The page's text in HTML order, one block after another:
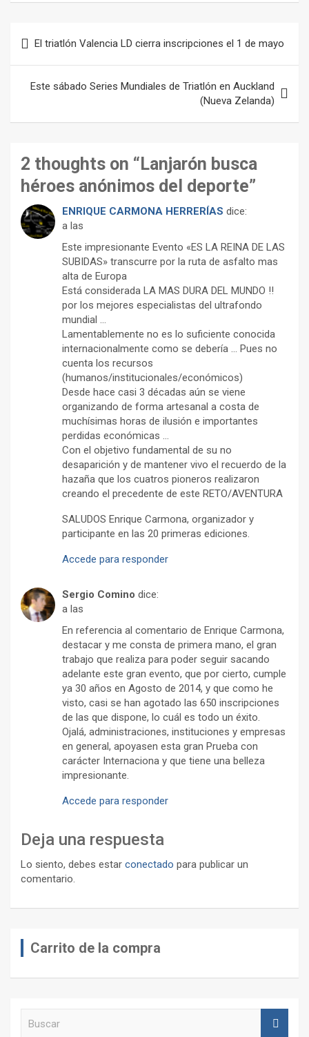
de
entradas
El triatlón Valencia LD cierra inscripciones el 1 de mayo
Este sábado Series Mundiales de Triatlón en Auckland
(Nueva Zelanda)
2 thoughts on “ Lanjarón busca
héroes anónimos del deporte”
ENRIQUE CARMONA HERRERÍAS dice:
a las
Este impresionante Evento «ES LA REINA DE LAS
SUBIDAS» transcurre por la ruta de asfalto mas
alta de Europa
Está considerada LA MAS DURA DEL MUNDO !!
por los mejores especialistas del ultrafondo
mundial …
Lamentablemente no es lo suficiente conocida
internacionalmente como se debería … Pues no
cuenta los recursos
(humanos/institucionales/económicos)
Desde hace casi 3 décadas aún se viene
organizando de forma artesanal a costa de
muchísimas horas de ilusión e importantes
perdidas económicas …
Con el objetivo fundamental de su no
desaparición y de mantener vivo el recuerdo de la
hazaña que los cuatros pioneros realizaron
creando el precedente de este RETO/AVENTURA
SALUDOS Enrique Carmona, organizador y
participante en las 20 primeras ediciones.
Accede para responder
Sergio Comino dice:
a las
En referencia al comentario de Enrique Carmona,
destacar y me consta de primera mano, el gran
trabajo que realiza para poder seguir sacando
adelante este gran evento, que por cierto, cumple
ya 30 años en Agosto de 2014, y que como he
visto, casi se han agotado las 650 inscripciones
de las que dispone, lo cuál es todo un éxito.
Ojalá, administraciones, instituciones y empresas
en general, apoyasen esta gran Prueba con
carácter Internaciona y que tiene una belleza
impresionante.
Accede para responder
Deja una respuesta
Lo siento, debes estar conectado para publicar un
comentario.
Carrito de la compra